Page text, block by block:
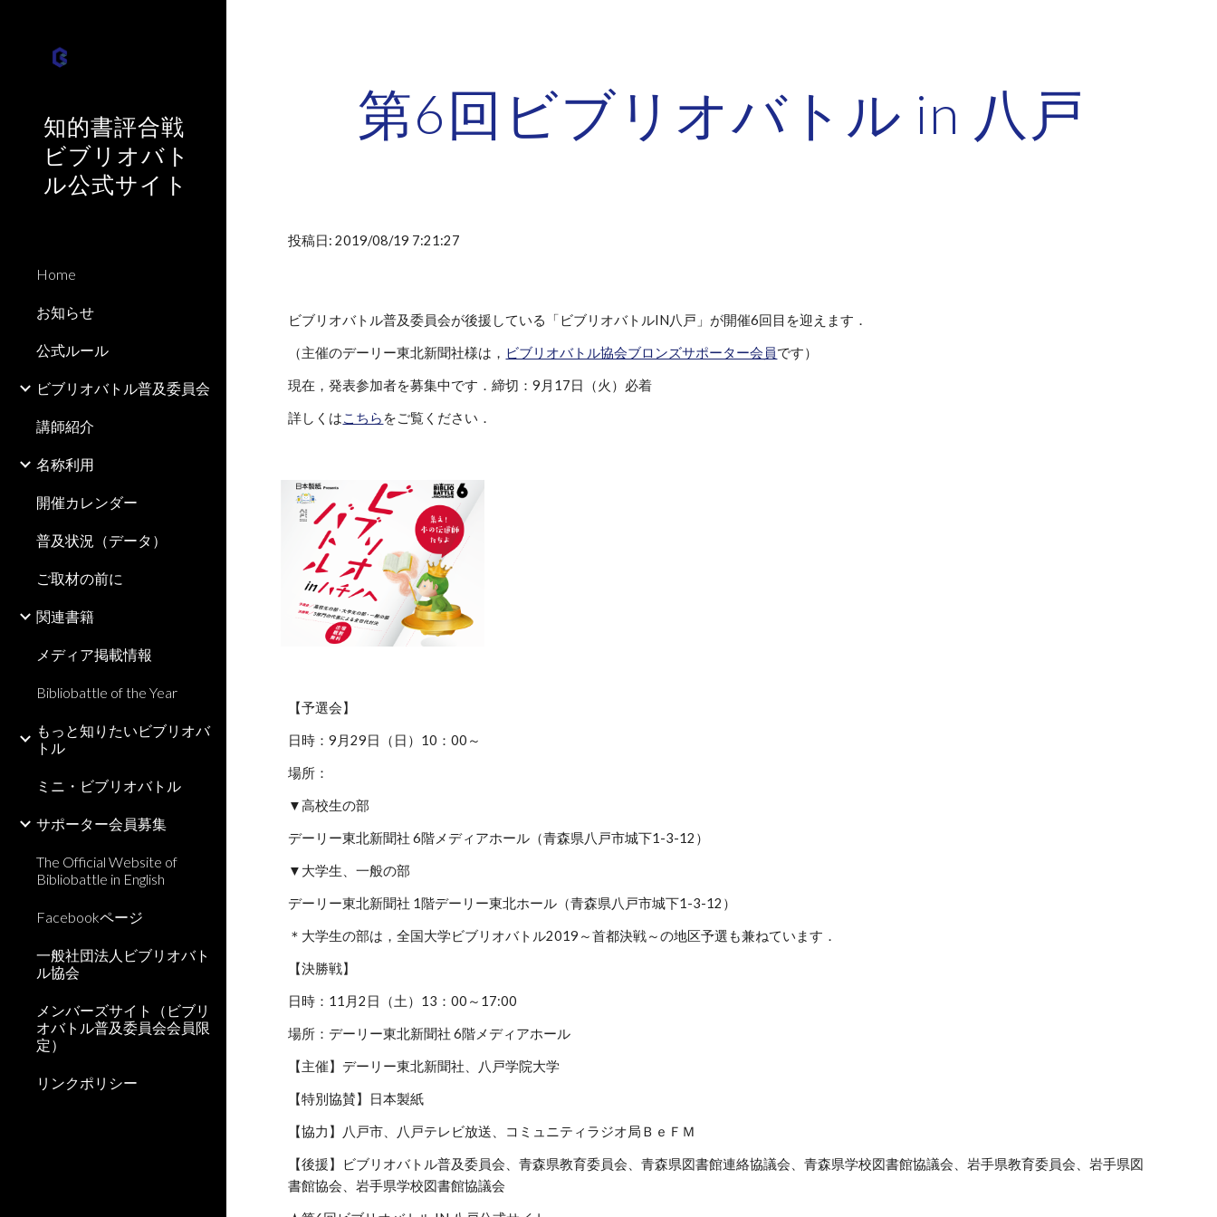
知的書評合戦
ビブリオバト
ル公式サイト
Home
お知らせ
公式ルール
ビブリオバトル普及委員会
講師紹介
名称利用
開催カレンダー
普及状況（データ）
ご取材の前に
関連書籍
メディア掲載情報
Bibliobattle of the Year
もっと知りたいビブリオバ
トル
ミニ・ビブリオバトル
サポーター会員募集
The Official Website of
Bibliobattle in English
Facebookページ
一般社団法人ビブリオバト
ル協会
メンバーズサイト（ビブリ
オバトル普及委員会会員限
定）
リンクポリシー
第6回ビブリオバトル in 八戸
投稿日: 2019/08/19 7:21:27
ビブリオバトル普及委員会が後援している「ビブリオバトルIN八戸」が開催6回目を迎えます．
（主催のデーリー東北新聞社様は， ビブリオバトル協会ブロンズサポーター会員です）
現在，発表参加者を募集中です．締切：9月17日（火）必着
詳しくはこちら をご覧ください．
【予選会】
日時：9月29日（日）10：00～
場所：
▼高校生の部
デーリー東北新聞社 6階メディアホール（青森県八戸市城下1-3-12）
▼大学生、一般の部
デーリー東北新聞社 1階デーリー東北ホール（青森県八戸市城下1-3-12）
＊大学生の部は，全国大学ビブリオバトル2019～首都決戦～の地区予選も兼ねています．
【決勝戦】
日時：11月2日（土）13：00～17:00
場所：デーリー東北新聞社 6階メディアホール
【主催】デーリー東北新聞社、八戸学院大学
【特別協賛】日本製紙
【協力】八戸市、八戸テレビ放送、コミュニティラジオ局ＢｅＦＭ
【後援】ビブリオバトル普及委員会、青森県教育委員会、青森県図書館連絡協議会、青森県学校図書館協議会、岩手県教育委員会、岩手県図
書館協会、岩手県学校図書館協議会